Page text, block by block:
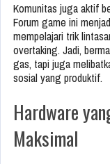
Komunitas juga aktif
Forum game ini
mempelajari trik
overtaking. Jadi,
gas, tapi juga
sosial yang produktif.
Hardware
Maksimal